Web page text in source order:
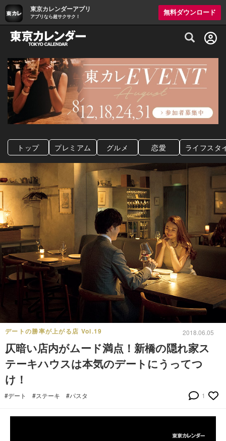
東京カレンダーアプリ
アプリなら超サクサク！
無料ダウンロード
グルメ情報・プレミアムレストラン予約
トップ プレミアム グルメ 恋愛 ライフスタ
デートの勝率が上がる店 Vol.19 2018.06.05
仄暗い店内がムード満点！新橋の隠れ家ス
テーキハウスは本気のデートにうってつ
け！
#デート #ステーキ #パスタ 1